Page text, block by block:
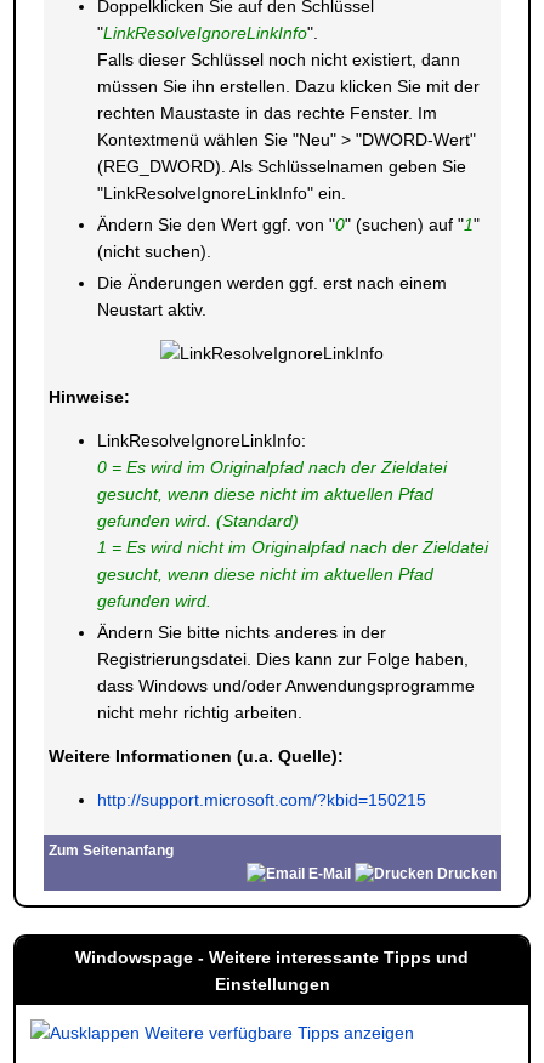
Doppelklicken Sie auf den Schlüssel
"LinkResolveIgnoreLinkInfo".
Falls dieser Schlüssel noch nicht existiert, dann
müssen Sie ihn erstellen. Dazu klicken Sie mit der
rechten Maustaste in das rechte Fenster. Im
Kontextmenü wählen Sie "Neu" > "DWORD-Wert"
(REG_DWORD). Als Schlüsselnamen geben Sie
"LinkResolveIgnoreLinkInfo" ein.
Ändern Sie den Wert ggf. von "0" (suchen) auf "1"
(nicht suchen).
Die Änderungen werden ggf. erst nach einem
Neustart aktiv.
Hinweise:
LinkResolveIgnoreLinkInfo:
0 = Es wird im Originalpfad nach der Zieldatei
gesucht, wenn diese nicht im aktuellen Pfad
gefunden wird. (Standard)
1 = Es wird nicht im Originalpfad nach der Zieldatei
gesucht, wenn diese nicht im aktuellen Pfad
gefunden wird.
Ändern Sie bitte nichts anderes in der
Registrierungsdatei. Dies kann zur Folge haben,
dass Windows und/oder Anwendungsprogramme
nicht mehr richtig arbeiten.
Weitere Informationen (u.a. Quelle):
http://support.microsoft.com/?kbid=150215
Zum Seitenanfang
E-Mail
Drucken
Windowspage - Weitere interessante Tipps und
Einstellungen
Weitere verfügbare Tipps anzeigen